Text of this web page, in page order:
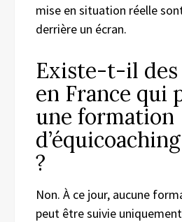
mise en situation réelle
derrière un écran.
Existe-t-il des
en France qui
une formation
?
Non. À ce jour, aucune
peut être suivie